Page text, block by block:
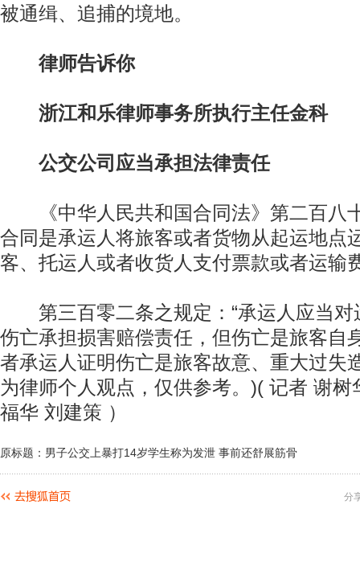
被通缉、追捕的境地。
律师告诉你
浙江和乐律师事务所执行主任金科
公交公司应当承担法律责任
《中华人民共和国合同法》第二百八
合同是承运人将旅客或者货物从起运地点
客、托运人或者收货人支付票款或者运输
第三百零二条之规定：“承运人应当对
伤亡承担损害赔偿责任，但伤亡是旅客自
者承运人证明伤亡是旅客故意、重大过失
为律师个人观点，仅供参考。)( 记者 谢树
福华 刘建策 ）
原标题：男子公交上暴打14岁学生称为发泄 事前还舒展筋骨
分